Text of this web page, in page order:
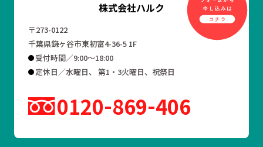
株式会社ハルク
〒273-0122
千葉県鎌ヶ谷市東初富4-36-5 1F
受付時間／9:00～18:00
定休日／水曜日、 第1・3火曜日、祝祭日
0120 869 406